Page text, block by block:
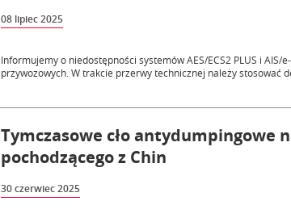
08 lipiec 2025
Informujemy o niedostępności systemów AES/ECS2 PLUS i AIS/
przywozowych. W trakcie przerwy technicznej należy stosować
Tymczasowe cło antydumpingowe
pochodzącego z Chin
30 czerwiec 2025